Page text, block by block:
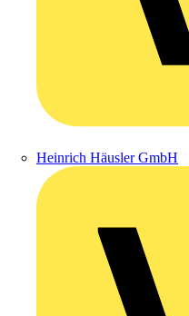
Heinrich Häusler GmbH